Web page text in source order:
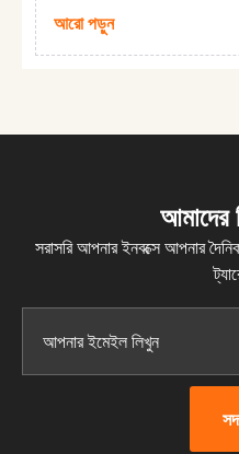
আরো পড়ুন
আমাদের
সরাসরি আপনার ইনবক্সে আপনার